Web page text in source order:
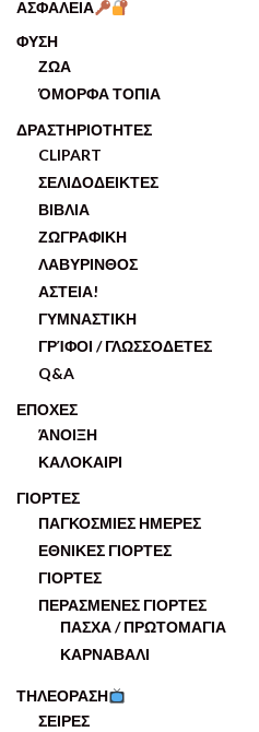
ΑΣΦΑΛΕΙΑ
ΦΥΣΗ
ΖΩΑ
ΌΜΟΡΦΑ ΤΟΠΙΑ
ΔΡΑΣΤΗΡΙΟΤΗΤΕΣ
CLIPART
ΣΕΛΙΔΟΔΕΙΚΤΕΣ
ΒΙΒΛΙΑ
ΖΩΓΡΑΦΙΚΗ
ΛΑΒΥΡΙΝΘΟΣ
ΑΣΤΕΙΑ!
ΓΥΜΝΑΣΤΙΚΗ
ΓΡΊΦΟΙ / ΓΛΩΣΣΟΔΕΤΕΣ
Q&A
ΕΠΟΧΕΣ
ΆΝΟΙΞΗ
ΚΑΛΟΚΑΙΡΙ
ΓΙΟΡΤΕΣ
ΠΑΓΚΟΣΜΙΕΣ ΗΜΕΡΕΣ
ΕΘΝΙΚΕΣ ΓΙΟΡΤΕΣ
ΓΙΟΡΤΕΣ
ΠΕΡΑΣΜΕΝΕΣ ΓΙΟΡΤΕΣ
ΠΑΣΧΑ / ΠΡΩΤΟΜΑΓΙΑ
ΚΑΡΝΑΒΑΛΙ
ΤΗΛΕΟΡΑΣΗ
ΣΕΙΡΕΣ